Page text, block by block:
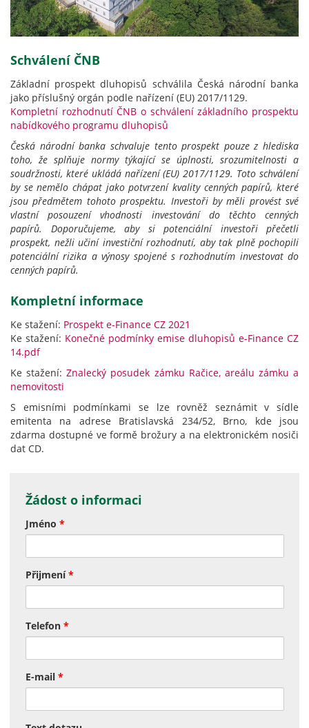
Schválení ČNB
Základní prospekt dluhopisů schválila Česká národní banka
jako příslušný orgán podle nařízení (EU) 2017/1129.
Kompletní rozhodnutí ČNB o schválení základního prospektu
nabídkového programu dluhopisů
Česká národní banka schvaluje tento prospekt pouze z hlediska
toho, že splňuje normy týkající se úplnosti, srozumitelnosti a
soudržnosti, které ukládá nařízení (EU) 2017/1129. Toto schválení
by se nemělo chápat jako potvrzení kvality cenných papírů, které
jsou předmětem tohoto prospektu. Investoři by měli provést své
vlastní posouzení vhodnosti investování do těchto cenných
papírů. Doporučujeme, aby si potenciální investoři přečetli
prospekt, nežli učiní investiční rozhodnutí, aby tak plně pochopili
potenciální rizika a výnosy spojené s rozhodnutím investovat do
cenných papírů.
Kompletní informace
Ke stažení: Prospekt e-Finance CZ 2021
Ke stažení: Konečné podmínky emise dluhopisů e-Finance CZ
14.pdf
Ke stažení:Znalecký posudek zámku Račice, areálu zámku a
nemovitosti
S emisními podmínkami se lze rovněž seznámit v sídle
emitenta na adrese Bratislavská 234/52, Brno, kde jsou
zdarma dostupné ve formě brožury a na elektronickém nosiči
dat CD.
Žádost o informaci
Jméno *
Přijmení*
Telefon *
E-mail *